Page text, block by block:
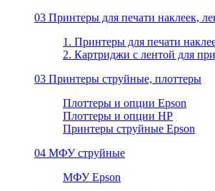
03 Принтеры для печати наклеек,
1. Принтеры для печати
2. Картриджи с лентой для
03 Принтеры струйные, плоттеры
Плоттеры и опции Epson
Плоттеры и опции HP
Принтеры струйные Epson
04 МФУ струйные
МФУ Epson